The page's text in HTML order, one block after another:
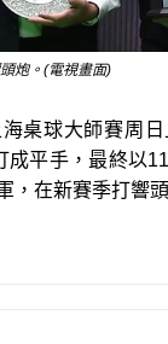
炮。(電視畫面)
海桌球大師賽周
成平手，最終以
，在新賽季打響頭